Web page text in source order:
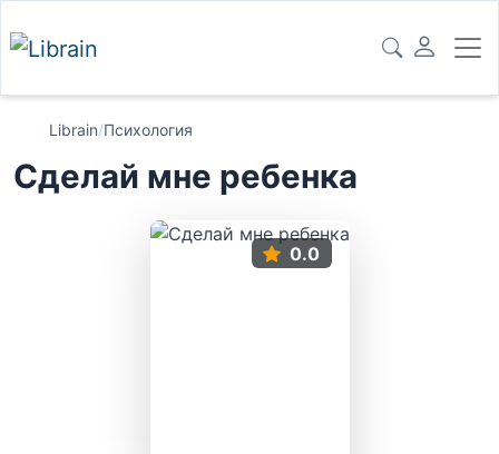
Librain/Психология
Сделай мне ребенка
0.0